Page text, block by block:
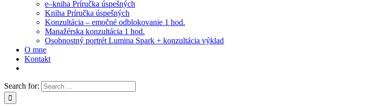
e–kniha Príručka úspešných
Kniha Príručka úspešných
Konzultácia – emočné odblokovanie 1 hod.
Manažérska konzultácia 1 hod.
Osobnostný portrét Lumina Spark + konzultácia výklad
O mne
Kontakt
Search for: